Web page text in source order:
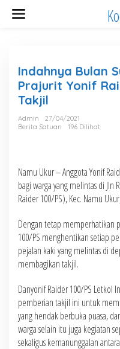
Indahnya Bulan
Prajurit Yonif
Takjil
Admin
27/04/2021
Berita Satuan
196 Dilihat
Namu Ukur – Anggota Yonif
bagi warga yang melintas di Jln
Raider 100/PS), Kec. Namu
Dengan tetap memperhatikan
100/PS menghentikan setiap
pejalan kaki yang melintas di
membagikan takjil.
Danyonif Raider 100/PS Letkol
pemberian takjil ini untuk
yang hendak berbuka puasa,
warga selain itu juga kegiatan
sekaligus kemanunggalan